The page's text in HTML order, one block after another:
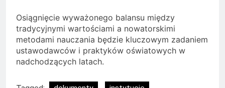
Osiągnięcie wyważonego balansu między
tradycyjnymi wartościami a nowatorskimi
metodami nauczania będzie kluczowym zadaniem
ustawodawców i praktyków oświatowych w
nadchodzących latach.